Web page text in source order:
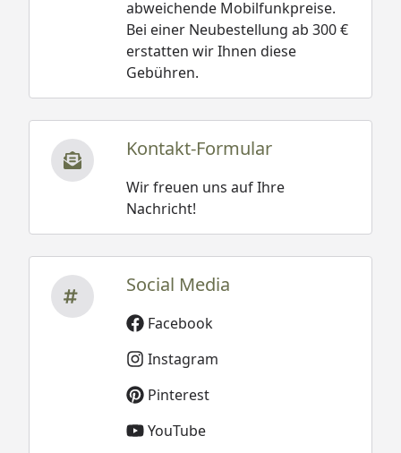
abweichende Mobilfunkpreise.
Bei einer Neubestellung ab 300 €
erstatten wir Ihnen diese
Gebühren.
Kontakt-Formular
Wir freuen uns auf Ihre
Nachricht!
Social Media
Facebook
Instagram
Pinterest
YouTube